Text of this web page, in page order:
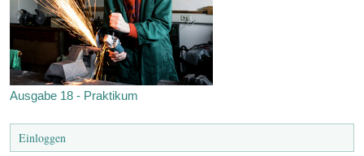
Ausgabe 18 - Praktikum
Einloggen